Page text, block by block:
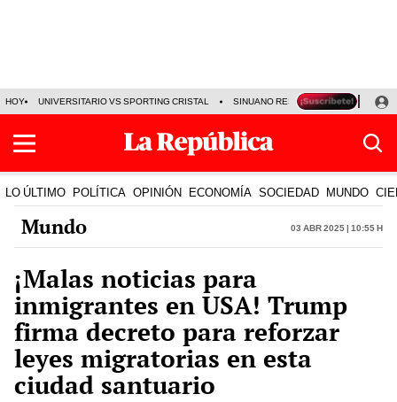
HOY UNIVERSITARIO VS SPORTING CRISTAL SINUANO RESULTADOS HOY
LO ÚLTIMO POLÍTICA OPINIÓN ECONOMÍA SOCIEDAD MUNDO
Mundo 03 Abr 2025 | 10:55 h
¡Malas noticias para
inmigrantes en USA! Trump
firma decreto para reforzar
leyes migratorias en esta
ciudad santuario